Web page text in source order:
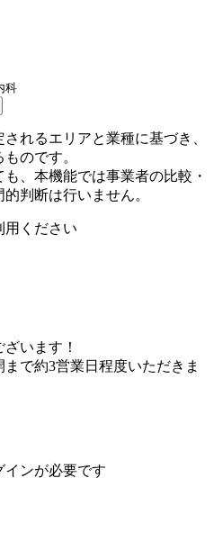
科
れるエリアと業種に基づき、
のです。
、本機能では事業者の比較・
判断は行いません。
用ください
います！
で約3営業日程度いただきま
インが必要です